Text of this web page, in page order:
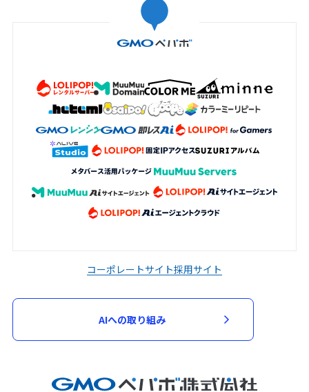
コーポレートサイト採用サイト
AIへの取り組み